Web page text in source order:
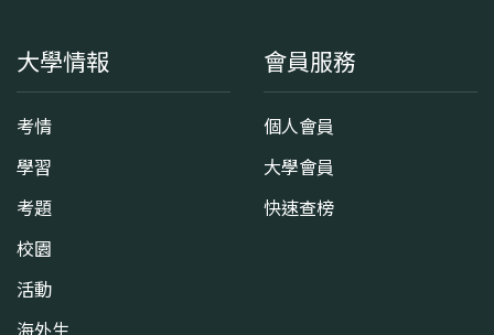
大學情報
考情
學習
考題
校園
活動
會員服務
個人會員
大學會員
快速查榜